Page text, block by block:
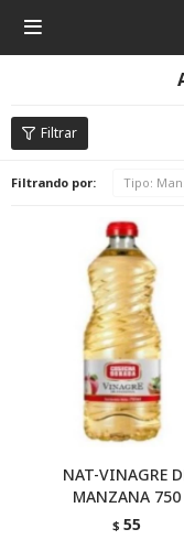

Filtrando por: Tipo:
NAT-VINAGRE
MANZANA 750
$ 55